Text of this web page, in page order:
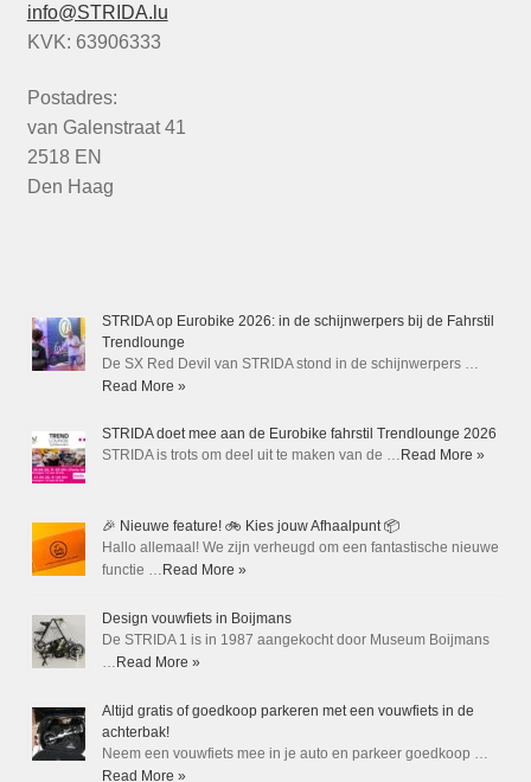
info@STRIDA.lu
KVK: 63906333
Postadres:
van Galenstraat 41
2518 EN
Den Haag
STRIDA op Eurobike 2026: in de schijnwerpers bij de Fahrstil
Trendlounge
De SX Red Devil van STRIDA stond in de schijnwerpers …
Read More »
STRIDA doet mee aan de Eurobike fahrstil Trendlounge 2026
STRIDA is trots om deel uit te maken van de … Read More »
🎉 Nieuwe feature! 🚲 Kies jouw Afhaalpunt 📦
Hallo allemaal! We zijn verheugd om een fantastische nieuwe
functie … Read More »
Design vouwfiets in Boijmans
De STRIDA 1 is in 1987 aangekocht door Museum Boijmans
Read More »
Altijd gratis of goedkoop parkeren met een vouwfiets in de
achterbak!
Neem een vouwfiets mee in je auto en parkeer goedkoop …
Read More »